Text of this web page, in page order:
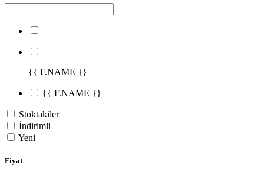
{{ F.NAME }}
{{ F.NAME }}
Stoktakiler
İndirimli
Yeni
Fiyat